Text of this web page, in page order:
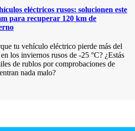
eléctricos rusos: solucionen este
para recuperar 120 km de
tu vehículo eléctrico pierde más del
los inviernos rusos de -25 °C? ¿Estás
de rublos por comprobaciones de
nada malo?